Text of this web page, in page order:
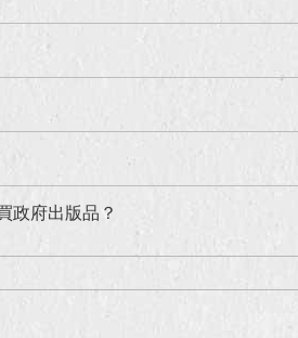
政府出版品？